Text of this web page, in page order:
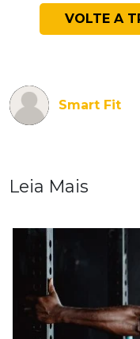
VOLTE A
Smart Fit
Leia Mais